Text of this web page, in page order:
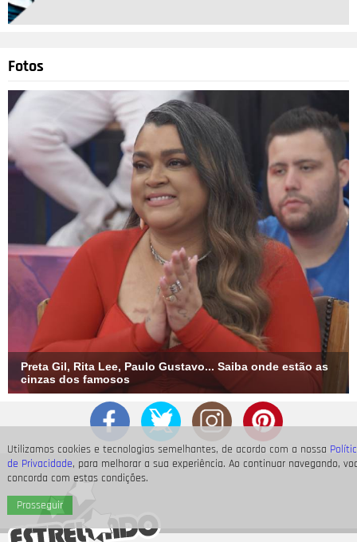
Utilizamos cookies e tecnologias semelhantes, de acordo com a nossa
de Privacidade, para melhorar a sua experiência. Ao continuar navegando,
concorda com estas condições.
Prosseguir
Fotos
Preta Gil, Rita Lee, Paulo Gustavo... Saiba onde estão as
cinzas dos famosos